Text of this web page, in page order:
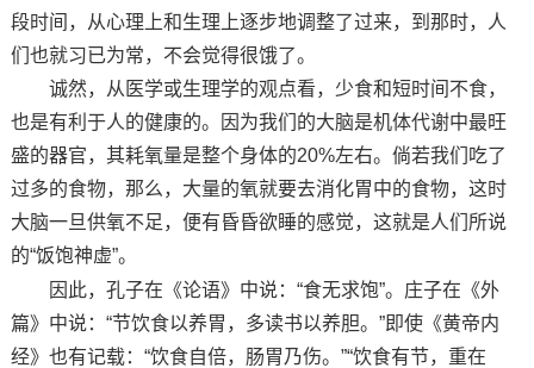
段时间，从心理上和生理上逐步地调整了过来，到那时，人
们也就习已为常，不会觉得很饿了。
诚然，从医学或生理学的观点看，少食和短时间不食，
也是有利于人的健康的。因为我们的大脑是机体代谢中最旺
盛的器官，其耗氧量是整个身体的20%左右。倘若我们吃了
过多的食物，那么，大量的氧就要去消化胃中的食物，这时
大脑一旦供氧不足，便有昏昏欲睡的感觉，这就是人们所说
的“饭饱神虚”。
因此，孔子在《论语》中说：“食无求饱”。庄子在《外
篇》中说：“节饮食以养胃，多读书以养胆。”即使《黄帝内
经》也有记载：“饮食自倍，肠胃乃伤。”“饮食有节，重在